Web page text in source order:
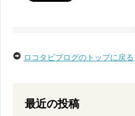
ロコタビブログのトップに戻る
最近の投稿